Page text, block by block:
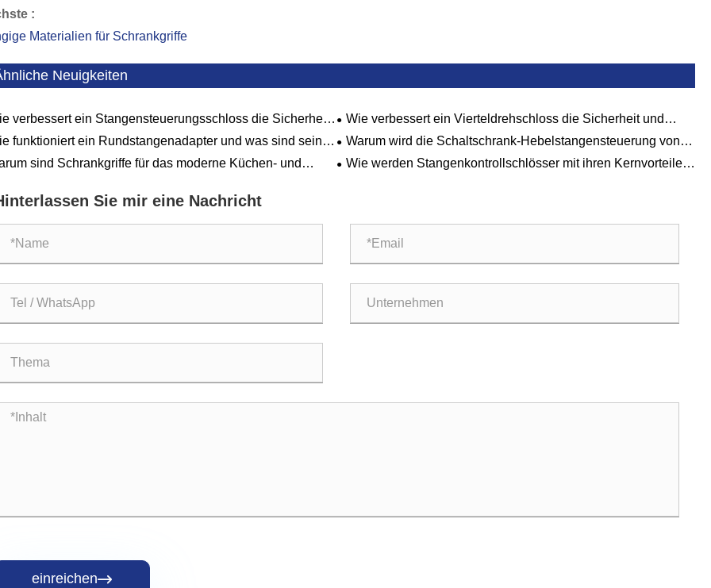
:
Materialien für Schrankgriffe
Neuigkeiten
verbessert ein Stangensteuerungsschloss die Sicherheit
Effizienz von Industrietoren?
Wie verbessert ein Vierteldrehschloss die Sicherheit und
Effizienz?
funktioniert ein Rundstangenadapter und was sind seine
Anwendungen?
Warum wird die Schaltschrank-Hebelstangensteuerung von
Rittal zur bevorzugten Wahl für Industriegehäuse?
sind Schrankgriffe für das moderne Küchen- und
Wie werden Stangenkontrollschlösser mit ihren Kernvorteilen
Sie mir eine Nachricht
einreichen